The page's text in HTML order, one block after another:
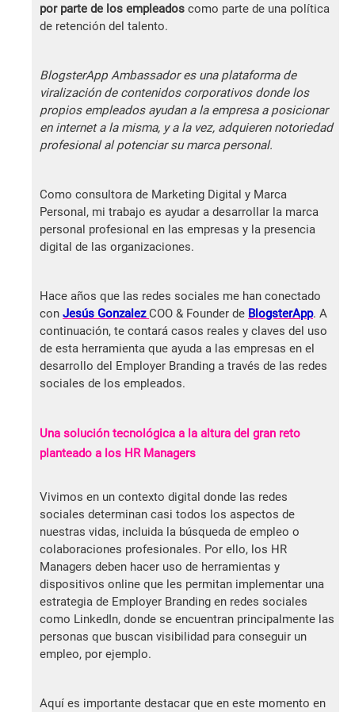
por parte de los empleados como parte de una política
de retención del talento.
BlogsterApp Ambassador es una plataforma de
viralización de contenidos corporativos donde los
propios empleados ayudan a la empresa a posicionar
en internet a la misma, y a la vez, adquieren notoriedad
profesional al potenciar su marca personal.
Como consultora de Marketing Digital y Marca
Personal, mi trabajo es ayudar a desarrollar la marca
personal profesional en las empresas y la presencia
digital de las organizaciones.
Hace años que las redes sociales me han conectado
con Jesús Gonzalez COO & Founder de BlogsterApp. A
continuación, te contará casos reales y claves del uso
de esta herramienta que ayuda a las empresas en el
desarrollo del Employer Branding a través de las redes
sociales de los empleados.
Una solución tecnológica a la altura del gran reto
planteado a los HR Managers
Vivimos en un contexto digital donde las redes
sociales determinan casi todos los aspectos de
nuestras vidas, incluida la búsqueda de empleo o
colaboraciones profesionales. Por ello, los HR
Managers deben hacer uso de herramientas y
dispositivos online que les permitan implementar una
estrategia de Employer Branding en redes sociales
como LinkedIn, donde se encuentran principalmente las
personas que buscan visibilidad para conseguir un
empleo, por ejemplo.
Aquí es importante destacar que en este momento en